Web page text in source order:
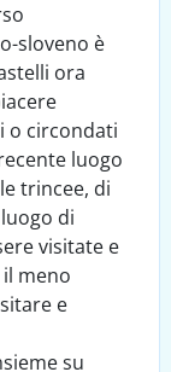
sloveno è
ora
o circondati
luogo
trincee, di
di
visitate e
meno
e
su